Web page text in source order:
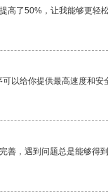
高了50%，让我能够更轻
以给你提供最高速度和安
善，遇到问题总是能够得